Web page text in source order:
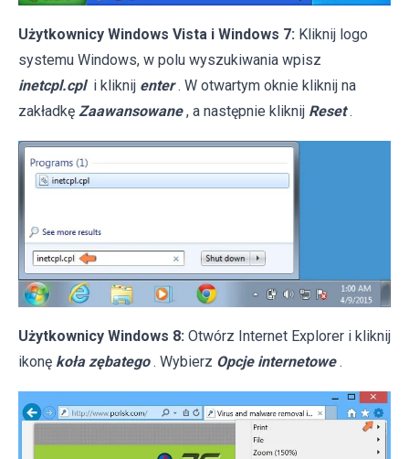
Użytkownicy Windows Vista i Windows 7: Kliknij logo
systemu Windows, w polu wyszukiwania wpisz
inetcpl.cpl i kliknij enter . W otwartym oknie kliknij na
zakładkę Zaawansowane , a następnie kliknij Reset .
Użytkownicy Windows 8: Otwórz Internet Explorer i kliknij
ikonę koła zębatego . Wybierz Opcje internetowe .